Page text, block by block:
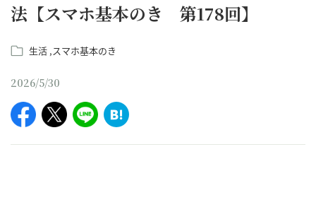
法【スマホ基本のき 第178回】
生活 スマホ基本のき
2026/5/30